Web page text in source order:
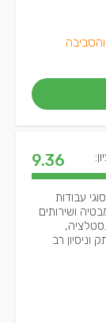
9.36
עבודות
ושירותים
רב